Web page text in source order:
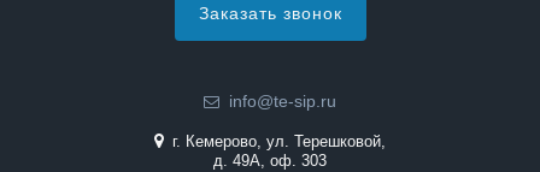
Заказать звонок
info@te-sip.ru
г. Кемерово, ул. Терешковой,
д. 49А, оф. 303